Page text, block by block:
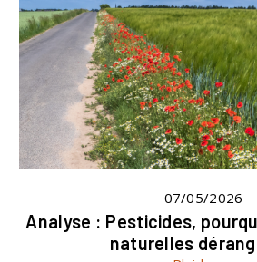
07/05/2026
Analyse : Pesticides,
naturelles